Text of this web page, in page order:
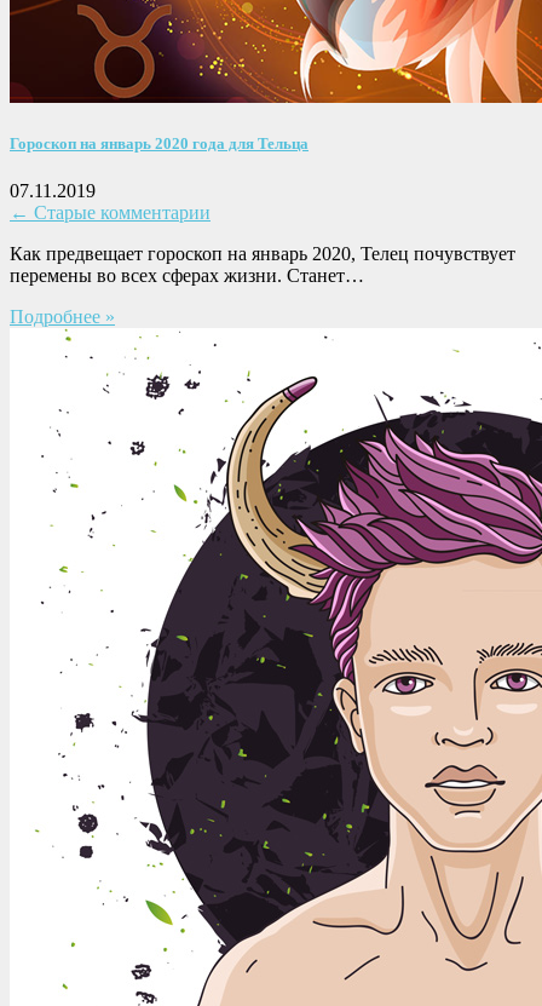
Гороскоп на январь 2020 года для Тельца
07.11.2019
← Старые комментарии
Как предвещает гороскоп на январь 2020, Телец почувствует
перемены во всех сферах жизни. Станет…
Подробнее »